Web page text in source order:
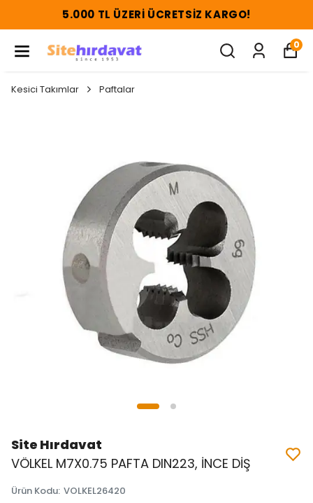
5.000 TL ÜZERI ÜCRETSIZ KARGO!
0
Kesici Takımlar Paftalar
Site Hırdavat
VÖLKEL M7X0.75 PAFTA DIN223, İNCE DİŞ
Ürün Kodu: VOLKEL26420